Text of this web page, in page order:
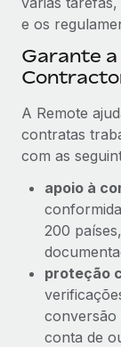
e os
Garante
A Remote
contratas
com as
apoio à
200
proteção
conta de